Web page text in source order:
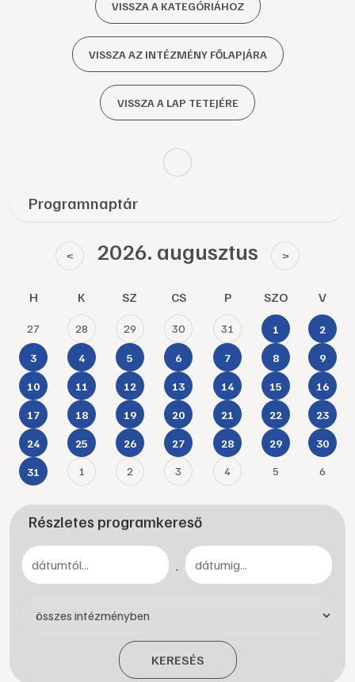
VISSZA A KATEGÓRIÁHOZ
VISSZA AZ INTÉZMÉNY FŐLAPJÁRA
VISSZA A LAP TETEJÉRE
Programnaptár
< 2026. augusztus >
H K SZ CS P SZO V
27 28 29 30 31 1 2
3 4 5 6 7 8 9
10 11 12 13 14 15 16
17 18 19 20 21 22 23
24 25 26 27 28 29 30
31 1 2 3 4 5 6
Részletes programkereső
-
KERESÉS